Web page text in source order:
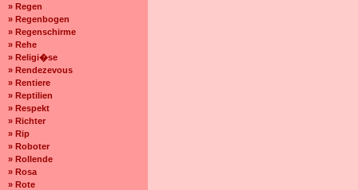
» Regen
» Regenbogen
» Regenschirme
» Rehe
» Religi�se
» Rendezevous
» Rentiere
» Reptilien
» Respekt
» Richter
» Rip
» Roboter
» Rollende
» Rosa
» Rote